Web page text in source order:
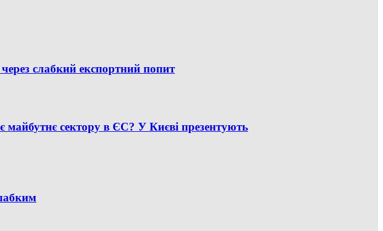
слабкий експортний попит
майбутнє сектору в ЄС? У Києві презентують